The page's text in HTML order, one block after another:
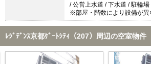
/ 公営上水道 / 下水道 / 駐輪場
※部屋・階数により設備が異
ﾚｼﾞﾃﾞﾝｽ京都ｹﾞｰﾄｼﾃｨ（207）周辺の空室物件